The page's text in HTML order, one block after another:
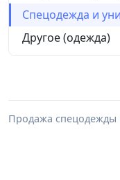
Спецодежда и
Другое (одежда)
Продажа спецодежды